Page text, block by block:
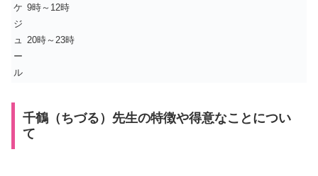
ケ
ジ
ュ
ー
ル
9時～12時
20時～23時
千鶴（ちづる）先生の特徴や得意なことについ
て